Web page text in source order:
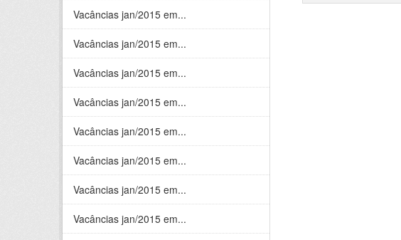
Vacâncias jan/2015 em...
Vacâncias jan/2015 em...
Vacâncias jan/2015 em...
Vacâncias jan/2015 em...
Vacâncias jan/2015 em...
Vacâncias jan/2015 em...
Vacâncias jan/2015 em...
Vacâncias jan/2015 em...